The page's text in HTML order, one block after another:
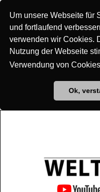
Um unsere Webseite für
und fortlaufend
verwenden wir Cookies.
Nutzung der Webseite
Verwendung von
Ok,